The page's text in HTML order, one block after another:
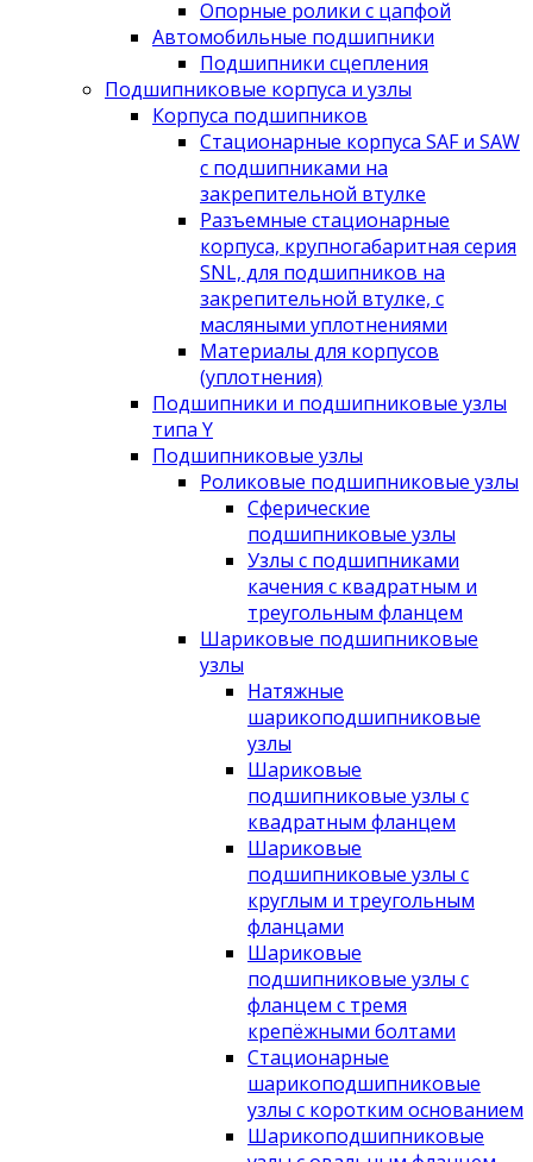
Опорные ролики с цапфой
Автомобильные подшипники
Подшипники сцепления
Подшипниковые корпуса и узлы
Корпуса подшипников
Стационарные корпуса SAF и SAW
с подшипниками на
закрепительной втулке
Разъемные стационарные
корпуса, крупногабаритная серия
SNL, для подшипников на
закрепительной втулке, с
масляными уплотнениями
Материалы для корпусов
(уплотнения)
Подшипники и подшипниковые узлы
типа Y
Подшипниковые узлы
Роликовые подшипниковые узлы
Сферические
подшипниковые узлы
Узлы с подшипниками
качения с квадратным и
треугольным фланцем
Шариковые подшипниковые
узлы
Натяжные
шарикоподшипниковые
узлы
Шариковые
подшипниковые узлы с
квадратным фланцем
Шариковые
подшипниковые узлы с
круглым и треугольным
фланцами
Шариковые
подшипниковые узлы с
фланцем с тремя
крепёжными болтами
Стационарные
шарикоподшипниковые
узлы с коротким основанием
Шарикоподшипниковые